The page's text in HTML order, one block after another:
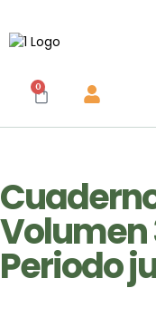
0
Volumen
Periodo